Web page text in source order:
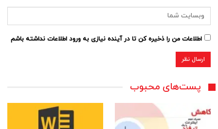
اطلاعات من را ذخیره کن تا در آینده نیازی به ورود اطلاعات نداشته باشم
پست‌های محبوب